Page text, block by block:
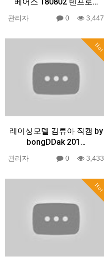
관리자 0 3,447
Hot
레이싱모델 김류아 직캠 by
bongDDak 201…
관리자 0 3,433
Hot